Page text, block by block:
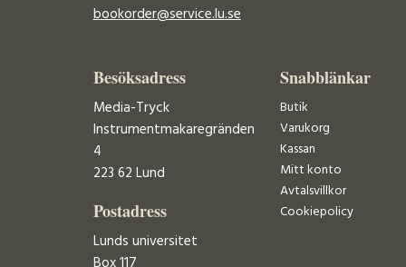
bookorder@service.lu.se
Besöksadress
Media-Tryck
Instrumentmakaregränden
4
223 62 Lund
Postadress
Lunds universitet
Snabblänkar
Butik
Varukorg
Kassan
Mitt konto
Avtalsvillkor
Cookiepolicy